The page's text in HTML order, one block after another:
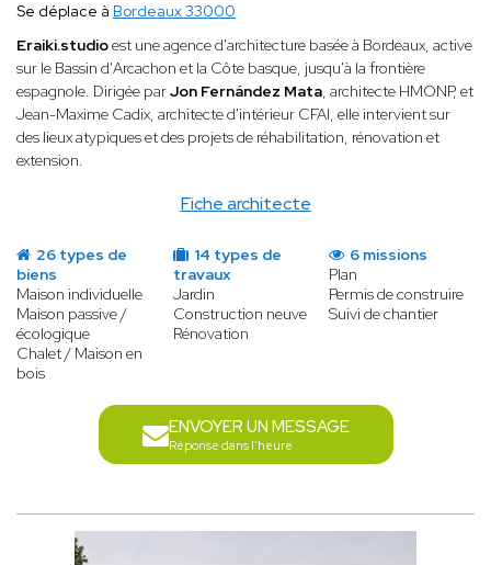
Fiche architecte
Se déplace à Bordeaux 33000
Eraiki.studioest une agence d'architecture basée à Bordeaux, active
sur le Bassin d'Arcachon et la Côte basque, jusqu'à la frontière
espagnole. Dirigée parJon Fernández Mata, architecte HMONP, et
Jean-Maxime Cadix, architecte d'intérieur CFAI, elle intervient sur
des lieux atypiques et des projets de réhabilitation, rénovation et
extension.
26 types de
biens
Maison individuelle
Maison passive /
écologique
Chalet / Maison en
bois
14 types de
travaux
Jardin
Construction neuve
Rénovation
6 missions
Plan
Permis de construire
Suivi de chantier
ENVOYER UN MESSAGE
Réponse dans l'heure